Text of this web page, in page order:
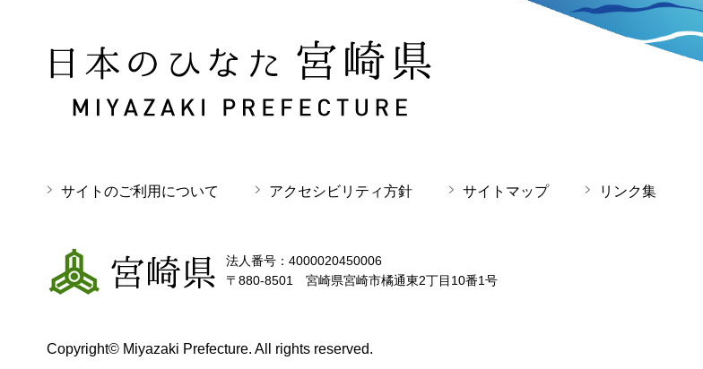
日本のひなた 宮崎県 MIYAZAKI PREFECTURE
サイトのご利用について アクセシビリティ方針 サイトマップ リンク集
宮崎県
法人番号：4000020450006
〒880-8501 宮崎県宮崎市橘通東2丁目10番1号
Copyright© Miyazaki Prefecture. All rights reserved.